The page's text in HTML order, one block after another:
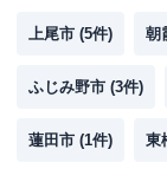
上尾市 (5件) 朝
ふじみ野市 (3件)
蓮田市 (1件) 東